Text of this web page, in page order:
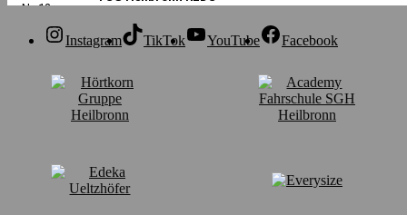
Instagram TikTok YouTube Facebook